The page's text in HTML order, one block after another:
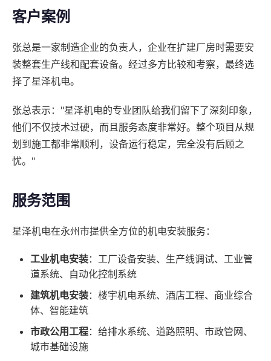
客户案例
张总是一家制造企业的负责人，企业在扩建厂房时需要安
装整套生产线和配套设备。经过多方比较和考察，最终选
择了星泽机电。
张总表示："星泽机电的专业团队给我们留下了深刻印象，
他们不仅技术过硬，而且服务态度非常好。整个项目从规
划到施工都非常顺利，设备运行稳定，完全没有后顾之
忧。"
服务范围
星泽机电在永州市提供全方位的机电安装服务：
工业机电安装：工厂设备安装、生产线调试、工业管
道系统、自动化控制系统
建筑机电安装：楼宇机电系统、酒店工程、商业综合
体、智能建筑
市政公用工程：给排水系统、道路照明、市政管网、
城市基础设施